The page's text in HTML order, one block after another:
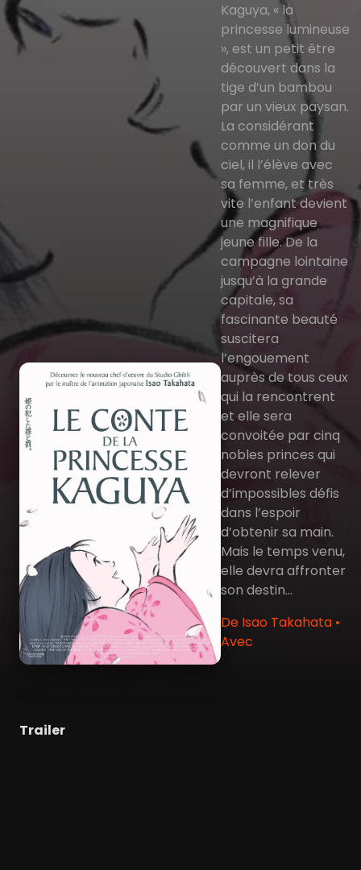
Kaguya, « la
princesse lumineuse
», est un petit être
découvert dans la
tige d’un bambou
par un vieux paysan.
La considérant
comme un don du
ciel, il l’élève avec
sa femme, et très
vite l’enfant devient
une magnifique
jeune fille. De la
campagne lointaine
jusqu’à la grande
capitale, sa
fascinante beauté
suscitera
l’engouement
auprès de tous ceux
qui la rencontrent
et elle sera
convoitée par cinq
nobles princes qui
devront relever
d’impossibles défis
dans l’espoir
d’obtenir sa main.
Mais le temps venu,
elle devra affronter
son destin…
De Isao Takahata •
Avec
Trailer